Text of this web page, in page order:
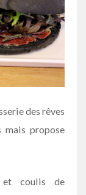
des rêves
mais propose
et coulis de